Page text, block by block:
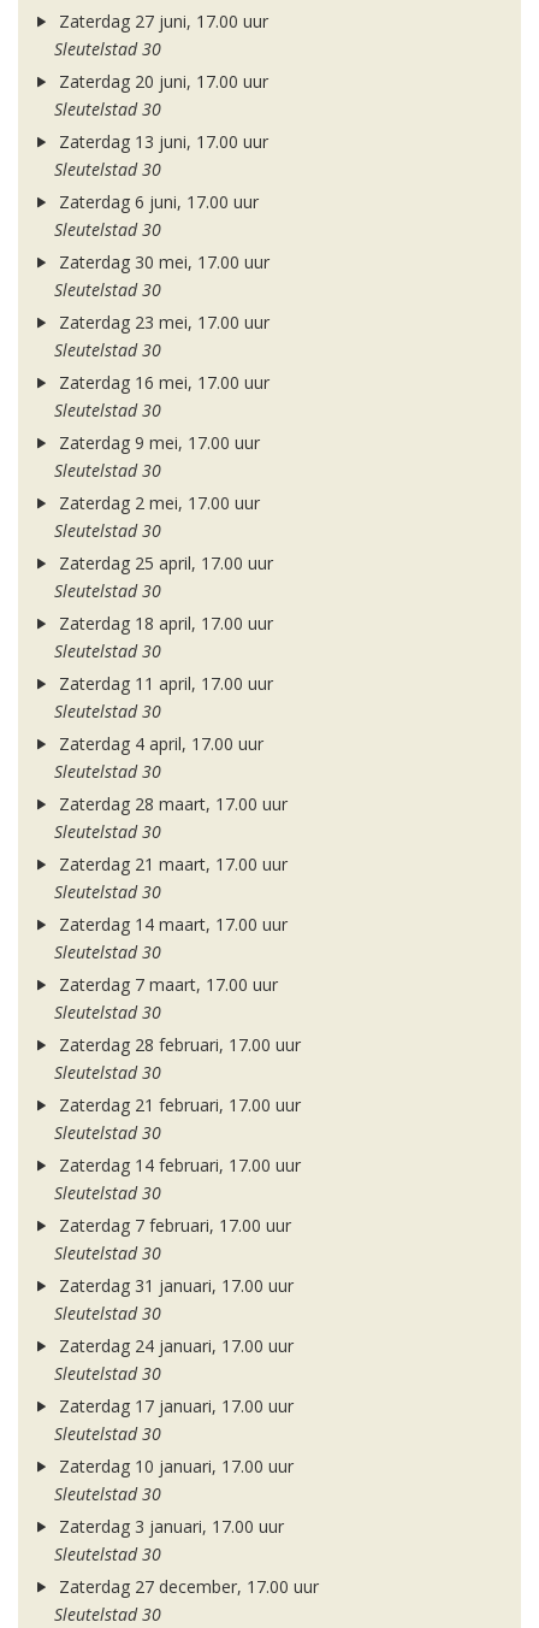
Zaterdag 27 juni, 17.00 uur
Sleutelstad 30
Zaterdag 20 juni, 17.00 uur
Sleutelstad 30
Zaterdag 13 juni, 17.00 uur
Sleutelstad 30
Zaterdag 6 juni, 17.00 uur
Sleutelstad 30
Zaterdag 30 mei, 17.00 uur
Sleutelstad 30
Zaterdag 23 mei, 17.00 uur
Sleutelstad 30
Zaterdag 16 mei, 17.00 uur
Sleutelstad 30
Zaterdag 9 mei, 17.00 uur
Sleutelstad 30
Zaterdag 2 mei, 17.00 uur
Sleutelstad 30
Zaterdag 25 april, 17.00 uur
Sleutelstad 30
Zaterdag 18 april, 17.00 uur
Sleutelstad 30
Zaterdag 11 april, 17.00 uur
Sleutelstad 30
Zaterdag 4 april, 17.00 uur
Sleutelstad 30
Zaterdag 28 maart, 17.00 uur
Sleutelstad 30
Zaterdag 21 maart, 17.00 uur
Sleutelstad 30
Zaterdag 14 maart, 17.00 uur
Sleutelstad 30
Zaterdag 7 maart, 17.00 uur
Sleutelstad 30
Zaterdag 28 februari, 17.00 uur
Sleutelstad 30
Zaterdag 21 februari, 17.00 uur
Sleutelstad 30
Zaterdag 14 februari, 17.00 uur
Sleutelstad 30
Zaterdag 7 februari, 17.00 uur
Sleutelstad 30
Zaterdag 31 januari, 17.00 uur
Sleutelstad 30
Zaterdag 24 januari, 17.00 uur
Sleutelstad 30
Zaterdag 17 januari, 17.00 uur
Sleutelstad 30
Zaterdag 10 januari, 17.00 uur
Sleutelstad 30
Zaterdag 3 januari, 17.00 uur
Sleutelstad 30
Zaterdag 27 december, 17.00 uur
Sleutelstad 30